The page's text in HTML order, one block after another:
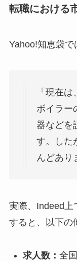
転職における
Yahoo!知恵袋で
「現在
ボイラー
器などを
す。した
んどあり
実際、Indeed上
すると、以下の
求人数： 全